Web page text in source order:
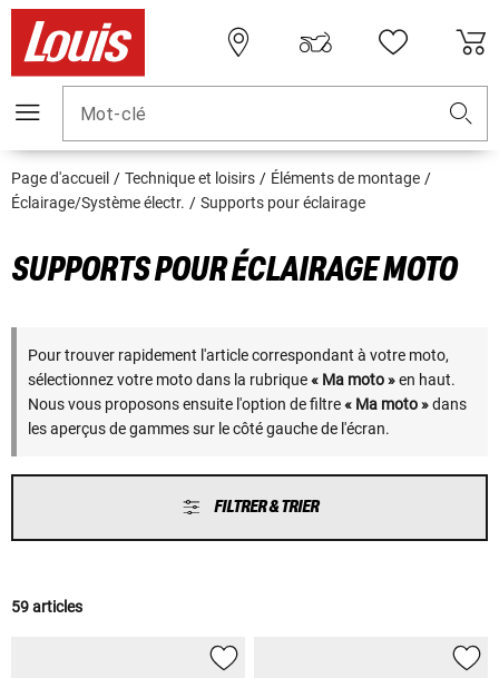
Mot-clé
Page d'accueil Technique et loisirs
Éléments de montage
Éclairage/Système électr.
Supports pour éclairage
SUPPORTS POUR ÉCLAIRAGE MOTO
Pour trouver rapidement l'article correspondant à votre moto,
sélectionnez votre moto dans la rubrique« Ma moto »en haut.
Nous vous proposons ensuite l'option de filtre« Ma moto »dans
les aperçus de gammes sur le côté gauche de l'écran.
FILTRER & TRIER
59 articles